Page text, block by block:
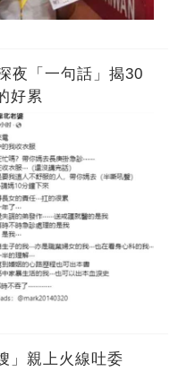
夜「一句話」揭30
好累
」親上火線吐委